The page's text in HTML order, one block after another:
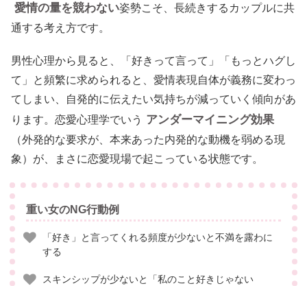
愛情の量を競わない姿勢こそ、長続きするカップルに共
通する考え方です。
男性心理から見ると、「好きって言って」「もっとハグし
て」と頻繁に求められると、愛情表現自体が義務に変わっ
てしまい、自発的に伝えたい気持ちが減っていく傾向があ
ります。恋愛心理学でいう アンダーマイニング効果
（外発的な要求が、本来あった内発的な動機を弱める現
象）が、まさに恋愛現場で起こっている状態です。
重い女のNG行動例
「好き」と言ってくれる頻度が少ないと不満を露わに
する
スキンシップが少ないと「私のこと好きじゃない